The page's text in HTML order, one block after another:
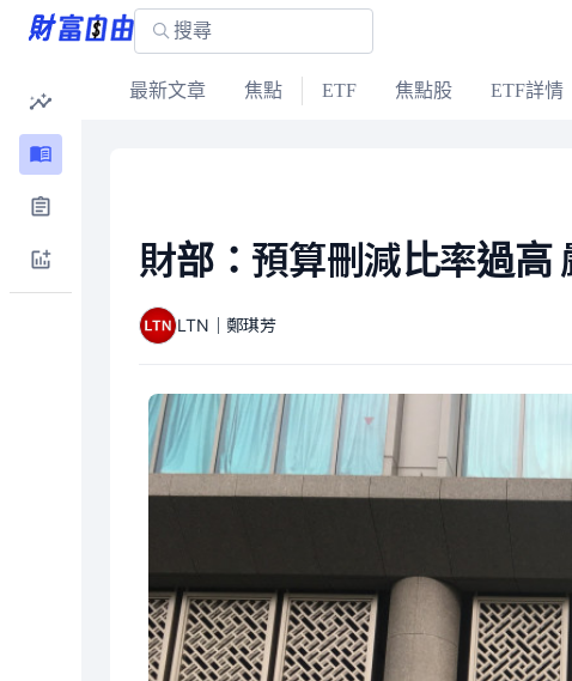
最新文章 焦點 ETF 焦點股 ETF詳情
財部：預算刪減比率過高
LTN｜鄭琪芳